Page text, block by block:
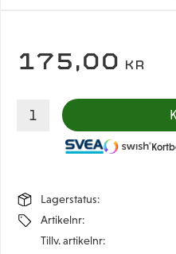
175,00 KR
Lagerstatus
Artikelnr
Tillv. artikelnr